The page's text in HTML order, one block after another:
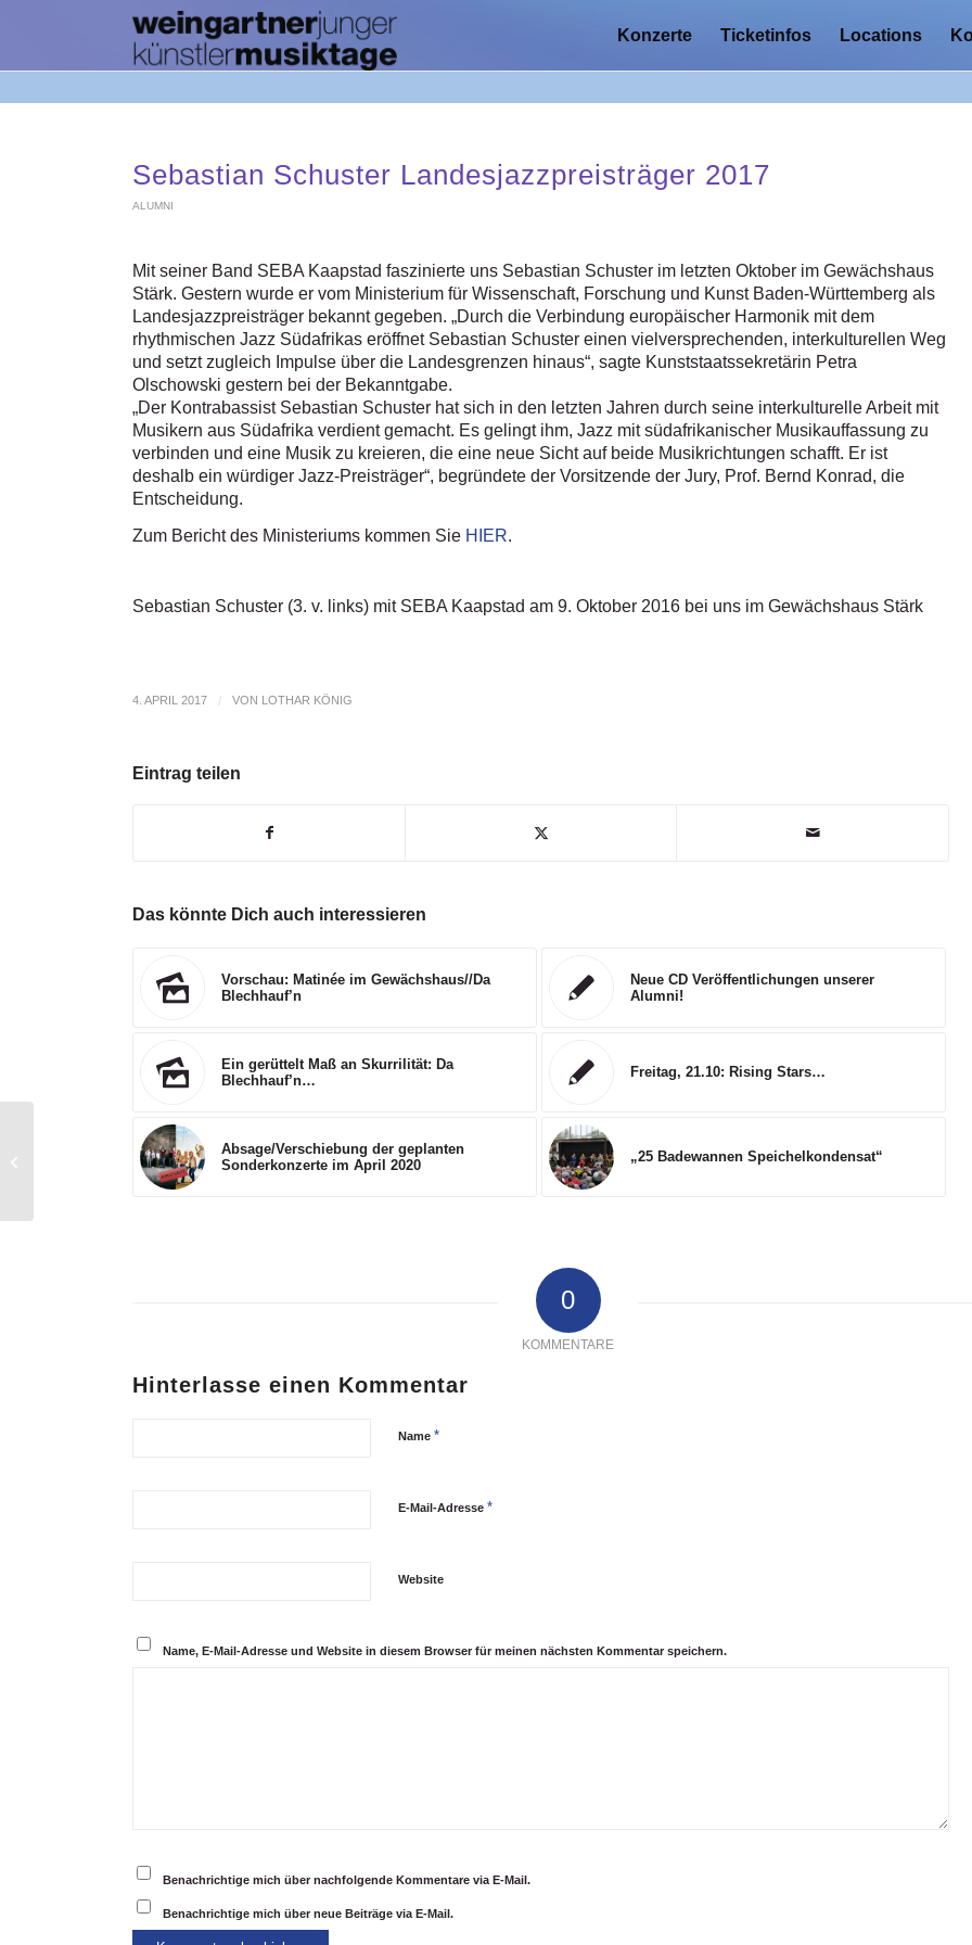
Konzerte Ticketinfos Locations
Sebastian Schuster Landesjazzpreisträger 2017
ALUMNI
Mit seiner Band SEBA Kaapstad faszinierte uns Sebastian Schuster im letzten Oktober im Gewächshaus
Stärk. Gestern wurde er vom Ministerium für Wissenschaft, Forschung und Kunst Baden-Württemberg als
Landesjazzpreisträger bekannt gegeben. „Durch die Verbindung europäischer Harmonik mit dem
rhythmischen Jazz Südafrikas eröffnet Sebastian Schuster einen vielversprechenden, interkulturellen Weg
und setzt zugleich Impulse über die Landesgrenzen hinaus“, sagte Kunststaatssekretärin Petra
Olschowski gestern bei der Bekanntgabe.
„Der Kontrabassist Sebastian Schuster hat sich in den letzten Jahren durch seine interkulturelle Arbeit mit
Musikern aus Südafrika verdient gemacht. Es gelingt ihm, Jazz mit südafrikanischer Musikauffassung zu
verbinden und eine Musik zu kreieren, die eine neue Sicht auf beide Musikrichtungen schafft. Er ist
deshalb ein würdiger Jazz-Preisträger“, begründete der Vorsitzende der Jury, Prof. Bernd Konrad, die
Entscheidung.
Zum Bericht des Ministeriums kommen Sie HIER.
Sebastian Schuster (3. v. links) mit SEBA Kaapstad am 9. Oktober 2016 bei uns im Gewächshaus Stärk
4. APRIL 2017 / VON LOTHAR KÖNIG
Eintrag teilen
Das könnte Dich auch interessieren
Vorschau: Matinée im Gewächshaus//Da
Blechhauf’n
Neue CD Veröffentlichungen unserer
Alumni!
Ein gerüttelt Maß an Skurrilität: Da
Blechhauf’n…
Freitag, 21.10: Rising Stars…
Absage/Verschiebung der geplanten
Sonderkonzerte im April 2020
„25 Badewannen Speichelkondensat“
0
KOMMENTARE
Hinterlasse einen Kommentar
Name *
E-Mail-Adresse *
Website
Name, E-Mail-Adresse und Website in diesem Browser für meinen nächsten Kommentar speichern.
Benachrichtige mich über nachfolgende Kommentare via E-Mail.
Benachrichtige mich über neue Beiträge via E-Mail.
Danke an unsere Helferinnen und